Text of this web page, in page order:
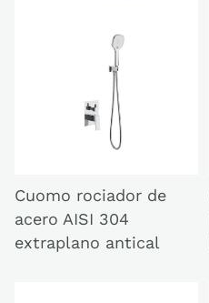
Cuomo rociador de
acero AISI 304
extraplano antical